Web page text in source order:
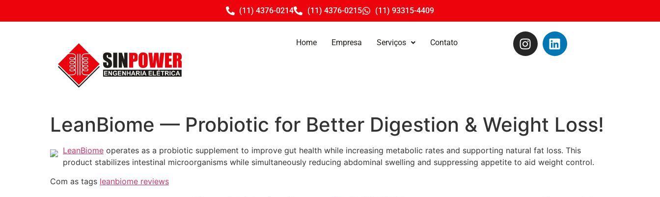
(11) 4376-0214 (11) 4376-0215 (11) 93315-4409
Home Empresa Serviços Contato
LeanBiome — Probiotic for Better Digestion & Weight Loss!
LeanBiome operates as a probiotic supplement to improve gut health while increasing metabolic rates and supporting natural fat loss. This
product stabilizes intestinal microorganisms while simultaneously reducing abdominal swelling and suppressing appetite to aid weight control.
Com as tags leanbiome reviews